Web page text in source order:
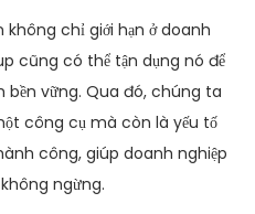
không chỉ giới hạn ở doanh
cũng có thể tận dụng nó để
vững. Qua đó, chúng ta
công cụ mà còn là yếu tố
công, giúp doanh nghiệp
ngừng.